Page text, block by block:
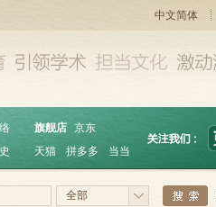
中文简体
旗舰店 京东
天猫
拼多多 当当
全部